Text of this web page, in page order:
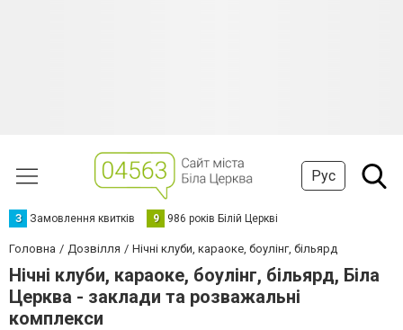
Рус
З Замовлення квитків 9 986 років Білій Церкві
Головна Дозвілля Нічні клуби, караоке, боулінг, більярд
Нічні клуби, караоке, боулінг, більярд, Біла
Церква - заклади та розважальні
комплекси